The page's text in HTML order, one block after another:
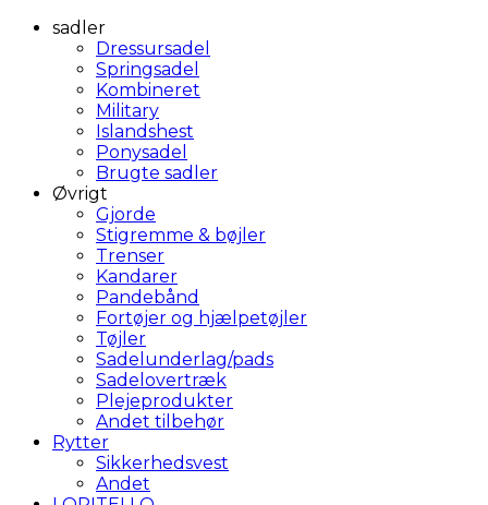
sadler
Dressursadel
Springsadel
Kombineret
Military
Islandshest
Ponysadel
Brugte sadler
Øvrigt
Gjorde
Stigremme & bøjler
Trenser
Kandarer
Pandebånd
Fortøjer og hjælpetøjler
Tøjler
Sadelunderlag/pads
Sadelovertræk
Plejeprodukter
Andet tilbehør
Rytter
Sikkerhedsvest
Andet